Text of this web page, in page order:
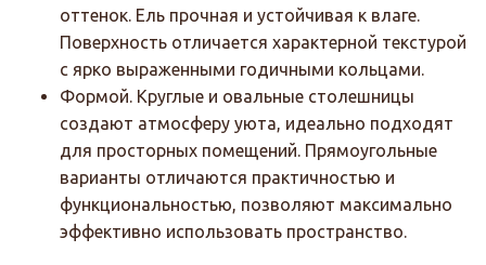
оттенок. Ель прочная и устойчивая к влаге.
Поверхность отличается характерной текстурой
с ярко выраженными годичными кольцами.
Формой. Круглые и овальные столешницы
создают атмосферу уюта, идеально подходят
для просторных помещений. Прямоугольные
варианты отличаются практичностью и
функциональностью, позволяют максимально
эффективно использовать пространство.